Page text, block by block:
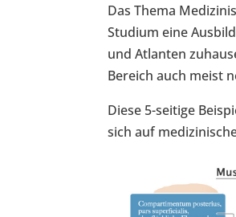
Das Thema
Studium eine
und Atlanten
Bereich auch meist
Diese 5-seitige
sich auf